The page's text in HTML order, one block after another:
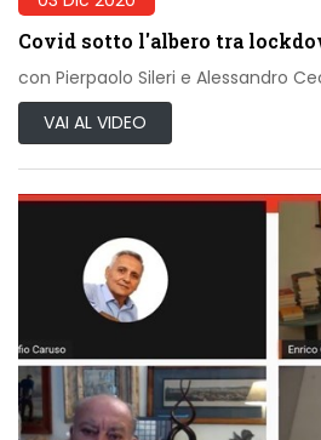
Covid sotto l'albero tra
con Pierpaolo Sileri e Alessandro
VAI AL VIDEO